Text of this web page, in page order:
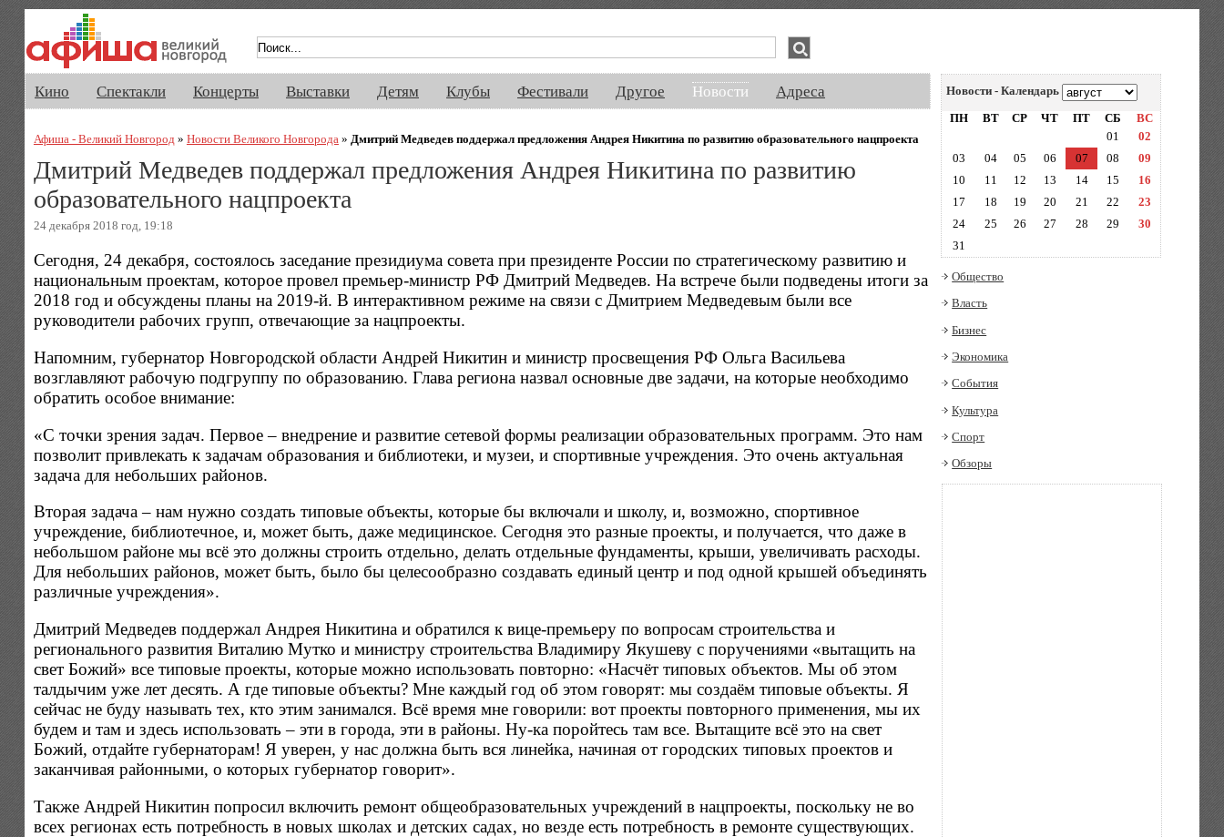
Кино Спектакли Концерты Выставки Детям Клубы Фестивали Другое Новости Адреса
Афиша - Великий Новгород » Новости Великого Новгорода » Дмитрий Медведев поддержал предложения Андрея Никитина по развитию образовательного нацпроекта
Дмитрий Медведев поддержал предложения Андрея Никитина по развитию
образовательного нацпроекта
24 декабря 2018 год, 19:18
Сегодня, 24 декабря, состоялось заседание президиума совета при президенте России по стратегическому развитию и
национальным проектам, которое провел премьер-министр РФ Дмитрий Медведев. На встрече были подведены итоги за
2018 год и обсуждены планы на 2019-й. В интерактивном режиме на связи с Дмитрием Медведевым были все
руководители рабочих групп, отвечающие за нацпроекты.
Напомним, губернатор Новгородской области Андрей Никитин и министр просвещения РФ Ольга Васильева
возглавляют рабочую подгруппу по образованию. Глава региона назвал основные две задачи, на которые необходимо
обратить особое внимание:
«С точки зрения задач. Первое – внедрение и развитие сетевой формы реализации образовательных программ. Это нам
позволит привлекать к задачам образования и библиотеки, и музеи, и спортивные учреждения. Это очень актуальная
задача для небольших районов.
Вторая задача – нам нужно создать типовые объекты, которые бы включали и школу, и, возможно, спортивное
учреждение, библиотечное, и, может быть, даже медицинское. Сегодня это разные проекты, и получается, что даже в
небольшом районе мы всё это должны строить отдельно, делать отдельные фундаменты, крыши, увеличивать расходы.
Для небольших районов, может быть, было бы целесообразно создавать единый центр и под одной крышей объединять
различные учреждения».
Дмитрий Медведев поддержал Андрея Никитина и обратился к вице-премьеру по вопросам строительства и
регионального развития Виталию Мутко и министру строительства Владимиру Якушеву с поручениями «вытащить на
свет Божий» все типовые проекты, которые можно использовать повторно: «Насчёт типовых объектов. Мы об этом
талдычим уже лет десять. А где типовые объекты? Мне каждый год об этом говорят: мы создаём типовые объекты. Я
сейчас не буду называть тех, кто этим занимался. Всё время мне говорили: вот проекты повторного применения, мы их
будем и там и здесь использовать – эти в города, эти в районы. Ну-ка поройтесь там все. Вытащите всё это на свет
Божий, отдайте губернаторам! Я уверен, у нас должна быть вся линейка, начиная от городских типовых проектов и
заканчивая районными, о которых губернатор говорит».
Также Андрей Никитин попросил включить ремонт общеобразовательных учреждений в нацпроекты, поскольку не во
всех регионах есть потребность в новых школах и детских садах, но везде есть потребность в ремонте существующих.
Новости - Календарь
ПН
ВТ СР ЧТ ПТ СБ
ВС
01
02
03
04 05 06 07 08
09
10
11 12 13 14 15
16
17
18 19 20 21 22
23
24
25 26 27 28 29
30
31
Общество
Власть
Бизнес
Экономика
События
Культура
Спорт
Обзоры